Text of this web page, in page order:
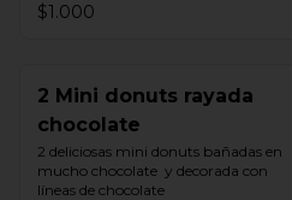
$1.000
2 Mini donuts rayada
chocolate
2 deliciosas mini donuts bañadas en
mucho chocolate  y decorada con
líneas de chocolate